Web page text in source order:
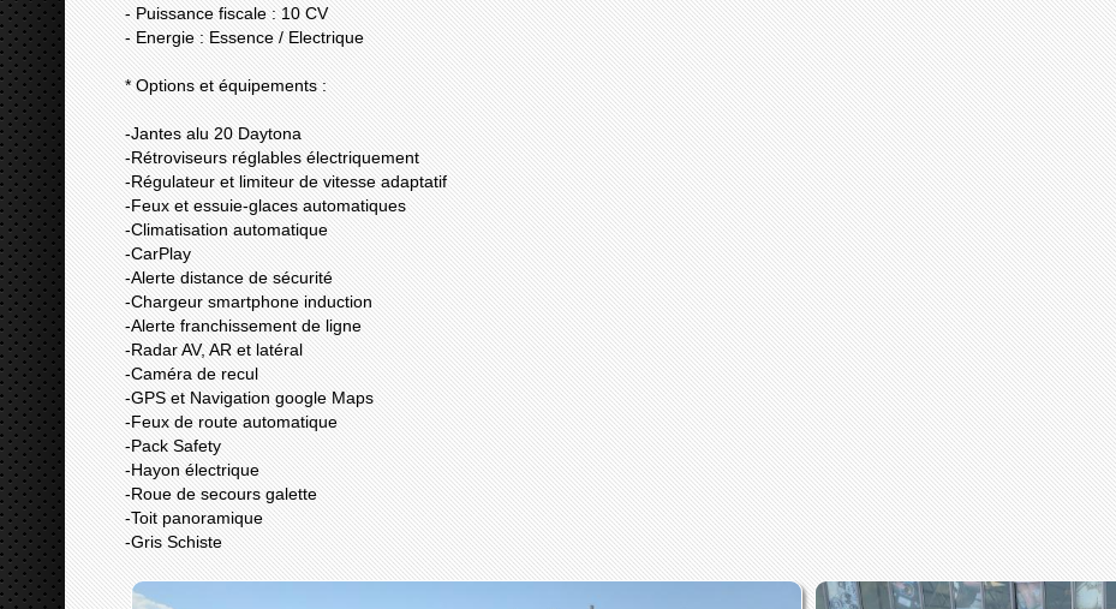
- Puissance fiscale : 10 CV
- Energie : Essence / Electrique
* Options et équipements :
-Jantes alu 20 Daytona
-Rétroviseurs réglables électriquement
-Régulateur et limiteur de vitesse adaptatif
-Feux et essuie-glaces automatiques
-Climatisation automatique
-CarPlay
-Alerte distance de sécurité
-Chargeur smartphone induction
-Alerte franchissement de ligne
-Radar AV, AR et latéral
-Caméra de recul
-GPS et Navigation google Maps
-Feux de route automatique
-Pack Safety
-Hayon électrique
-Roue de secours galette
-Toit panoramique
-Gris Schiste